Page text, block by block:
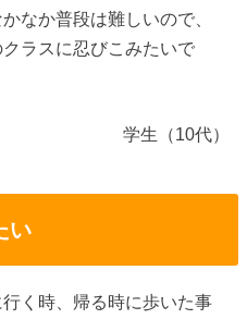
なか普段は難しいので、
ラスに忍びこみたいで
学生（10代）
い
く時、帰る時に歩いた事